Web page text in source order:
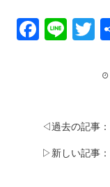
F
b
o
Li
T
tt
◁過去の記事：
▷新しい記事：